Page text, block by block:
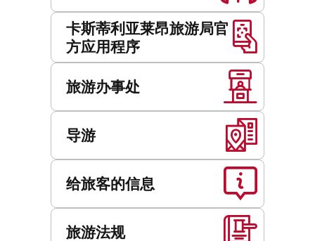
卡斯蒂利亚莱昂旅游局官
方应用程序
旅游办事处
导游
给旅客的信息
旅游法规